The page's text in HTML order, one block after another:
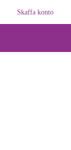
Skaffa konto